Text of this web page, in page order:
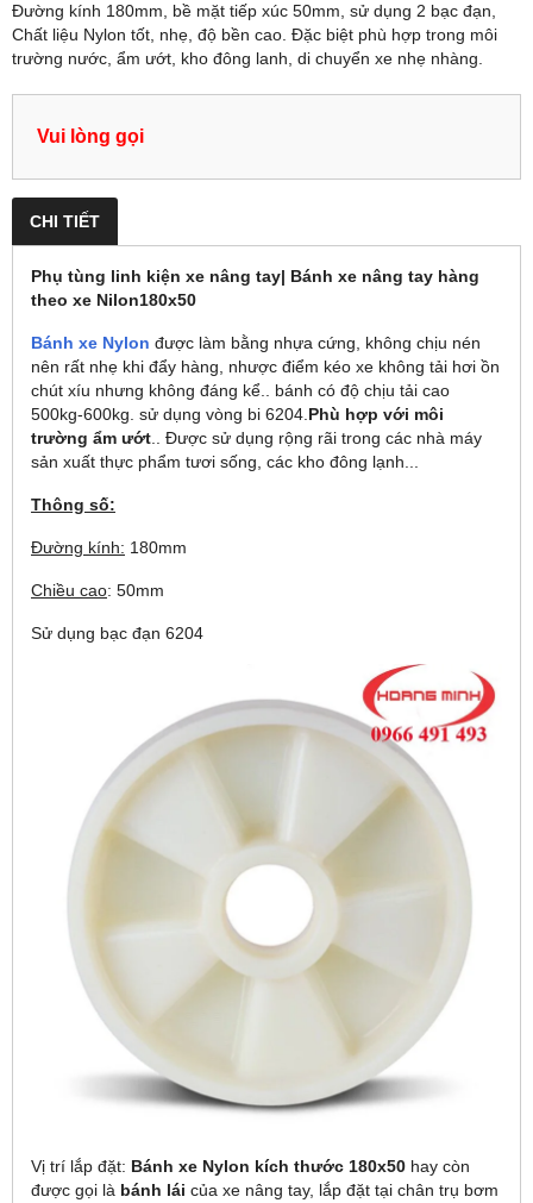
Đường kính 180mm, bề mặt tiếp xúc 50mm, sử dụng 2 bạc đạn,
Chất liệu Nylon tốt, nhẹ, độ bền cao. Đặc biệt phù hợp trong môi
trường nước, ẩm ướt, kho đông lanh, di chuyển xe nhẹ nhàng.
Vui lòng gọi
CHI TIẾT
Phụ tùng linh kiện xe nâng tay| Bánh xe nâng tay hàng
theo xe Nilon180x50
Bánh xe Nylon được làm bằng nhựa cứng, không chịu nén
nên rất nhẹ khi đẩy hàng, nhược điểm kéo xe không tải hơi ồn
chút xíu nhưng không đáng kể.. bánh có độ chịu tải cao
500kg-600kg. sử dụng vòng bi 6204.Phù hợp với môi
trường ẩm ướt.. Được sử dụng rộng rãi trong các nhà máy
sản xuất thực phẩm tươi sống, các kho đông lạnh...
Thông số:
Đường kính: 180mm
Chiều cao: 50mm
Sử dụng bạc đạn 6204
Vị trí lắp đặt: Bánh xe Nylon kích thước 180x50 hay còn
được gọi là bánh lái của xe nâng tay, lắp đặt tại chân trụ bơm